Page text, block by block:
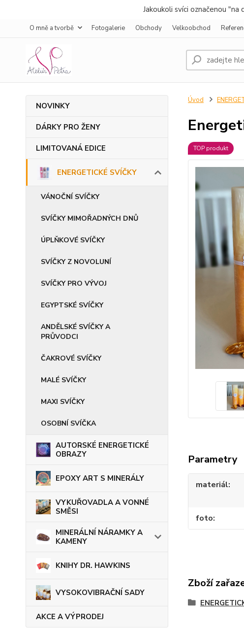
Jakoukoli svíci označenou
O mně a tvorbě Fotogalerie Obchody Velkoobchod
NOVINKY
DÁRKY PRO ŽENY
LIMITOVANÁ EDICE
ENERGETICKÉ SVÍČKY
VÁNOČNÍ SVÍČKY
SVÍČKY MIMOŘADNÝCH DNŮ
ÚPLŇKOVÉ SVÍČKY
SVÍČKY Z NOVOLUNÍ
SVÍČKY PRO VÝVOJ
EGYPTSKÉ SVÍČKY
ANDĚLSKÉ SVÍČKY A
PRŮVODCI
ČAKROVÉ SVÍČKY
MALÉ SVÍČKY
MAXI SVÍČKY
OSOBNÍ SVÍČKA
AUTORSKÉ ENERGETICKÉ
OBRAZY
EPOXY ART S MINERÁLY
VYKUŘOVADLA A VONNÉ
SMĚSI
MINERÁLNÍ NÁRAMKY A
KAMENY
KNIHY DR. HAWKINS
VYSOKOVIBRAČNÍ SADY
AKCE A VÝPRODEJ
Úvod
TOP produkt
Parametry
materiál
foto
Zboží